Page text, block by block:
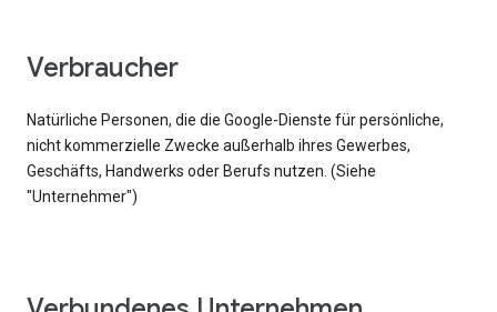
Verbraucher
Natürliche Personen, die die Google-Dienste für persönliche,
nicht kommerzielle Zwecke außerhalb ihres Gewerbes,
Geschäfts, Handwerks oder Berufs nutzen. (Siehe
"Unternehmer")